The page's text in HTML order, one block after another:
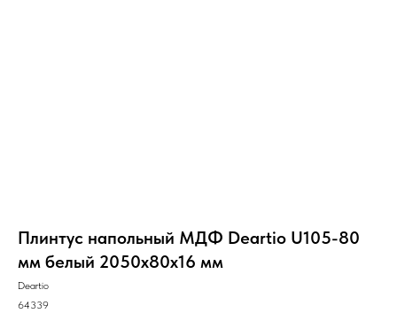
Плинтус напольный МДФ Deartio U105-80
мм белый 2050х80х16 мм
Deartio
64339